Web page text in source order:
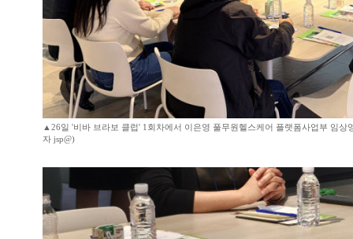
▲26일 '비바 브라보 클럽' 1회차에서 이은영 풀무원헬스케어 플랫폼사업부 임상
자 jsp@)